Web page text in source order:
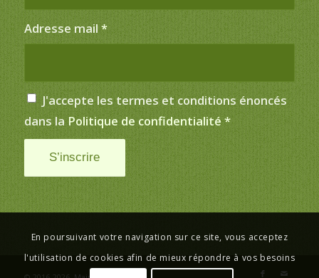
Adresse mail *
J'accepte les termes et conditions énoncés
dans la Politique de confidentialité *
En poursuivant votre navigation sur ce site, vous acceptez
l'utilisation de cookies afin de mieux répondre à vos besoins